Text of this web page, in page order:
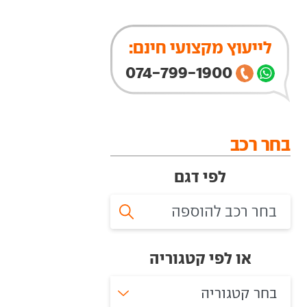
לייעוץ מקצועי חינם:
074-799-1900
בחר רכב
לפי דגם
או לפי קטגוריה
בחר קטגוריה